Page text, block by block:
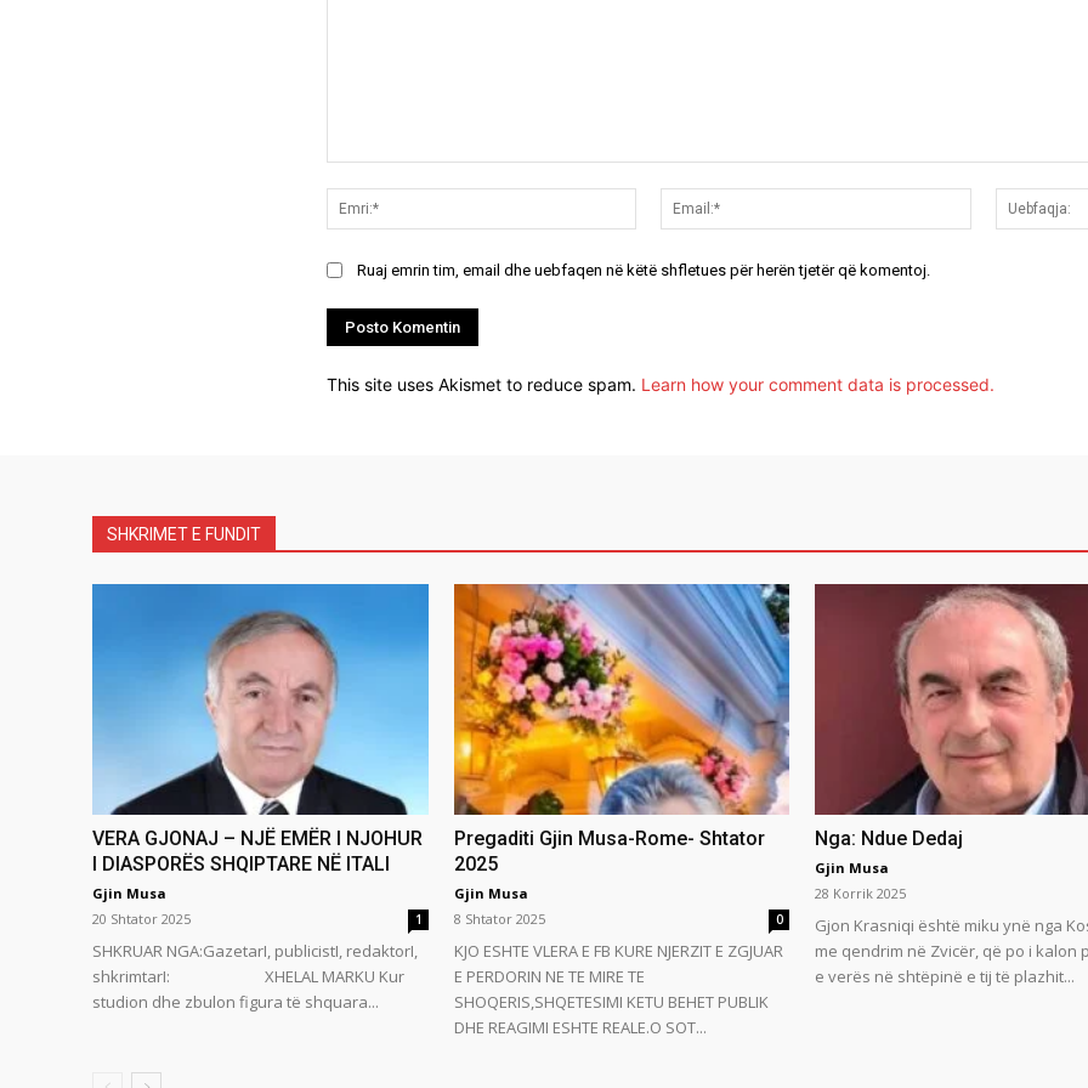
Emri:*
Email:*
Ruaj emrin tim, email dhe uebfaqen në këtë shfletues për herën tjetër që komentoj.
This site uses Akismet to reduce spam. Learn how your comment data is processed.
SHKRIMET E FUNDIT
VERA GJONAJ – NJË EMËR I NJOHUR
I DIASPORËS SHQIPTARE NË ITALI
Gjin Musa
20 Shtator 2025
1
SHKRUAR NGA:GazetarI, publicistI, redaktorI,
shkrimtarI: XHELAL MARKU Kur
studion dhe zbulon figura të shquara...
Pregaditi Gjin Musa-Rome- Shtator
2025
Gjin Musa
8 Shtator 2025
0
KJO ESHTE VLERA E FB KURE NJERZIT E ZGJUAR
E PERDORIN NE TE MIRE TE
SHOQERIS,SHQETESIMI KETU BEHET PUBLIK
DHE REAGIMI ESHTE REALE.O SOT...
Nga: Ndue Dedaj
Gjin Musa
28 Korrik 2025
Gjon Krasniqi është miku ynë nga
me qendrim në Zvicër, që po i kalon
e verës në shtëpinë e tij të plazhit...